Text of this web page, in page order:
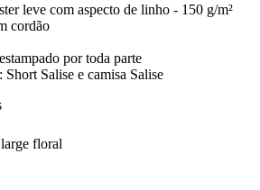
leve com aspecto de linho - 150 g/m²
cordão
por toda parte
Salise e camisa Salise
floral